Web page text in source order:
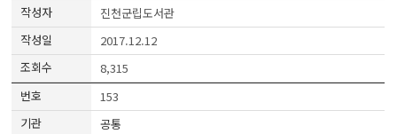
진천군립도서관
2017.12.12
8,315
153
공통